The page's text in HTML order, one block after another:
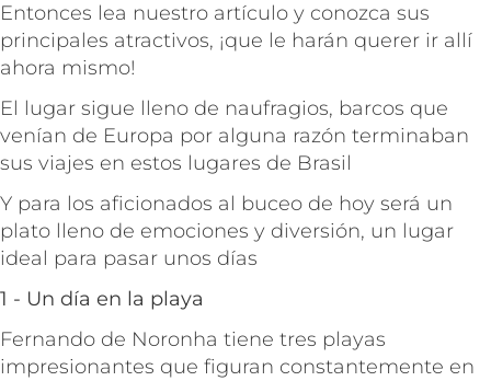
Entonces lea nuestro artículo y conozca sus
principales atractivos, ¡que le harán querer ir allí
ahora mismo!
El lugar sigue lleno de naufragios, barcos que
venían de Europa por alguna razón terminaban
sus viajes en estos lugares de Brasil
Y para los aficionados al buceo de hoy será un
plato lleno de emociones y diversión, un lugar
ideal para pasar unos días
1 - Un día en la playa
Fernando de Noronha tiene tres playas
impresionantes que figuran constantemente en